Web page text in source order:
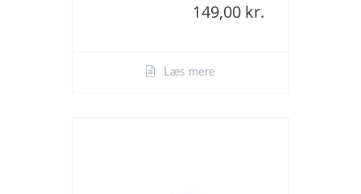
149,00 kr.
Læs mere